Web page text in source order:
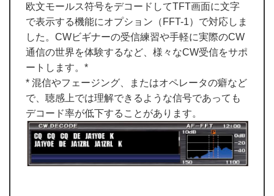
欧文モールス符号をデコードしてTFT画面に文字
で表示する機能にオプション（FFT-1）で対応しま
した。CWビギナーの受信練習や手軽に実際のCW
通信の世界を体験するなど、様々なCW受信をサポ
ートします。*
* 混信やフェージング、またはオペレータの癖など
で、聴感上では理解できるような信号であっても
デコード率が低下することがあります。